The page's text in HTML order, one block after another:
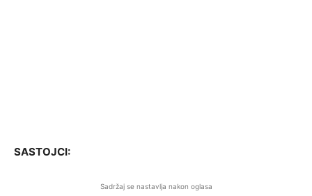
SASTOJCI:
Sadržaj se nastavlja nakon oglasa